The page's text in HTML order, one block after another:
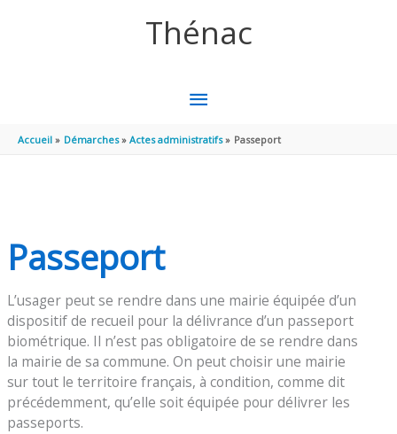
Thénac
MENU
PRINCIPAL
Accueil Démarches Actes administratifs Passeport
Passeport
L’usager peut se rendre dans une mairie équipée d’un
dispositif de recueil pour la délivrance d’un passeport
biométrique. Il n’est pas obligatoire de se rendre dans
la mairie de sa commune. On peut choisir une mairie
sur tout le territoire français, à condition, comme dit
précédemment, qu’elle soit équipée pour délivrer les
passeports.